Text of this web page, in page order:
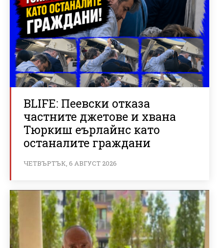
BLIFE: Пеевски отказа
частните джетове и хвана
Тюркиш еърлайнс като
останалите граждани
ЧЕТВЪРТЪК, 6 АВГУСТ 2026